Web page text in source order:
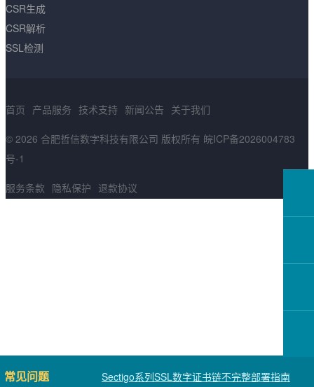
常见问题 Sectigo系列SSL数字证书链不完整部署指南
CSR生成
CSR解析
SSL检测
首页 产品服务 技术支持 新闻公告 关于我们
© 2026 合肥哲信数字科技有限公司 版权所有 皖ICP备2026004783
号-1
服务条款 隐私保护 退款协议